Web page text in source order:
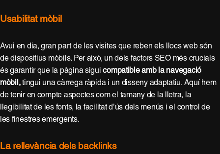
Usabilitat mòbil
Avui en dia, gran part de les visites que reben els llocs web són
de dispositius mòbils. Per això, un dels factors SEO més crucials
és garantir que la pàgina siguicompatible amb la navegació
mòbil,tingui una càrrega ràpida i un disseny adaptatiu. Aquí hem
de tenir en compte aspectes com el tamany de la lletra, la
llegibilitat de les fonts, la facilitat d’ús dels menús i el control de
les finestres emergents.
La rellevància dels backlinks